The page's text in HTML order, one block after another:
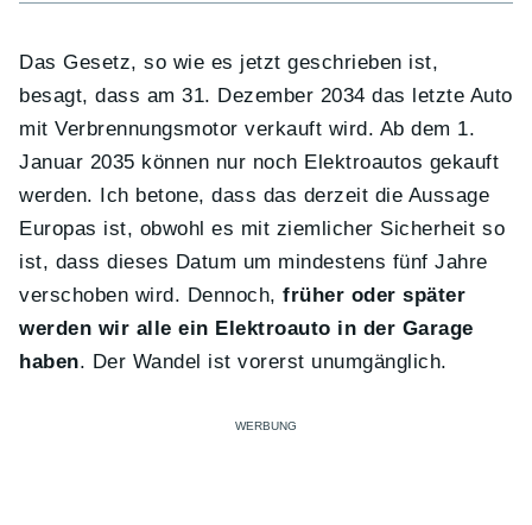
Das Gesetz, so wie es jetzt geschrieben ist,
besagt, dass am 31. Dezember 2034 das letzte Auto
mit Verbrennungsmotor verkauft wird. Ab dem 1.
Januar 2035 können nur noch Elektroautos gekauft
werden. Ich betone, dass das derzeit die Aussage
Europas ist, obwohl es mit ziemlicher Sicherheit so
ist, dass dieses Datum um mindestens fünf Jahre
verschoben wird. Dennoch,früher oder später
werden wir alle ein Elektroauto in der Garage
haben. Der Wandel ist vorerst unumgänglich.